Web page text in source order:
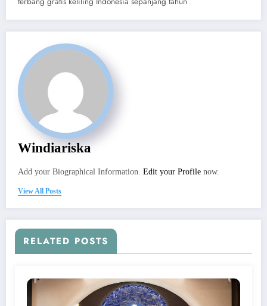
Windiariska
Add your Biographical Information. Edit your Profile now.
View All Posts
RELATED POSTS